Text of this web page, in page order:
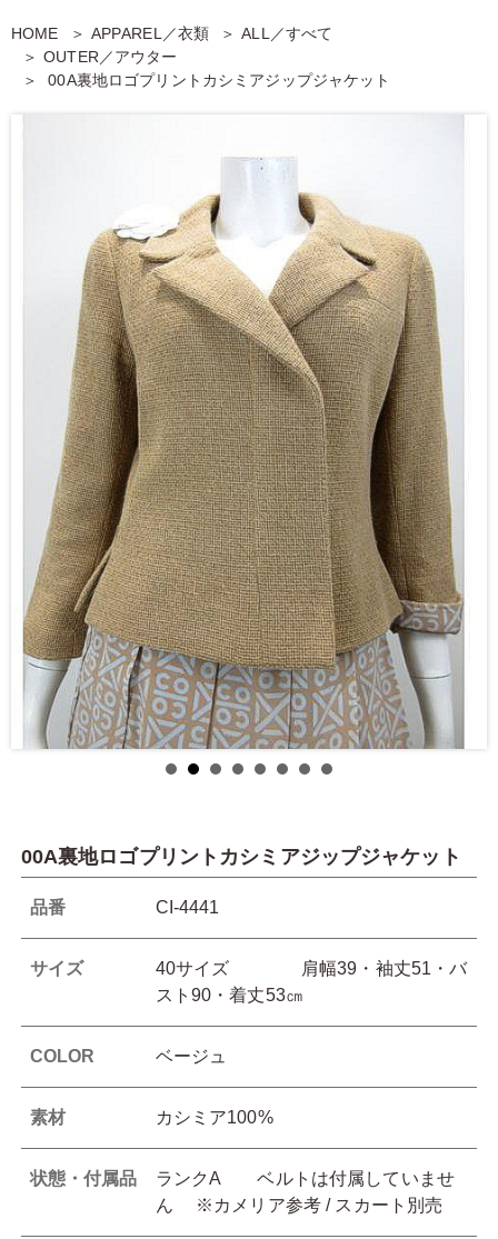
HOME APPAREL／衣類
ALL／すべて
OUTER／アウター
00A裏地ロゴプリントカシミアジップジャケット
00A裏地ロゴプリントカシミアジップジャケット
品番 CI-4441
サイズ
40サイズ 肩幅39・袖丈51・バ
スト90・着丈53㎝
COLOR ベージュ
素材 カシミア100%
状態・付属品
ランクA ベルトは付属していませ
ん ※カメリア参考 / スカート別売